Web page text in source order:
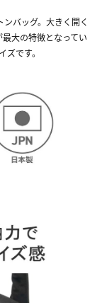
バッグ。大きく開く
大の特徴となってい
です。